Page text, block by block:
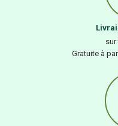
Gratuite à